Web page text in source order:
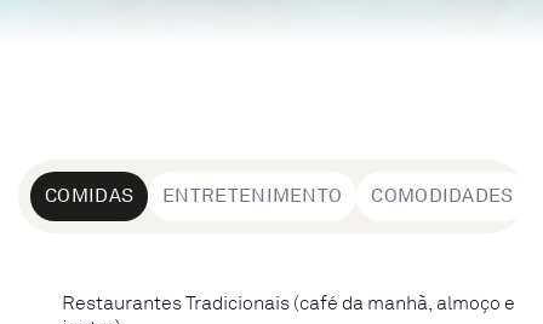
COMIDAS ENTRETENIMENTO COMODIDADES
Restaurantes Tradicionais (café da manhã, almoço e